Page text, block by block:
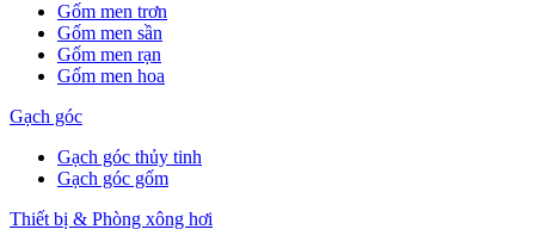
Gốm men trơn
Gốm men sần
Gốm men rạn
Gốm men hoa
Gạch góc
Gạch góc thủy tinh
Gạch góc gốm
Thiết bị & Phòng xông hơi